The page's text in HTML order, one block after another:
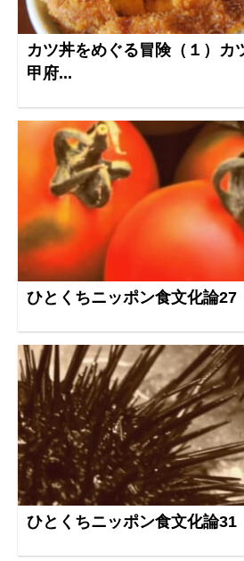
カツ丼をめぐる冒険（１）カ
甲府...
ひとくちニッポン食文化論27
ひとくちニッポン食文化論31